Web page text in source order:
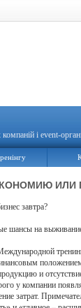
і event-
ИЛИ
завтра?
шансы на
и
у компании
затрат.